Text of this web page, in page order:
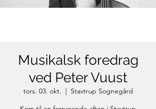
Musikalsk foredrag
ved Peter Vuust
tors. 03. okt.
  |
Stavtrup Sognegård